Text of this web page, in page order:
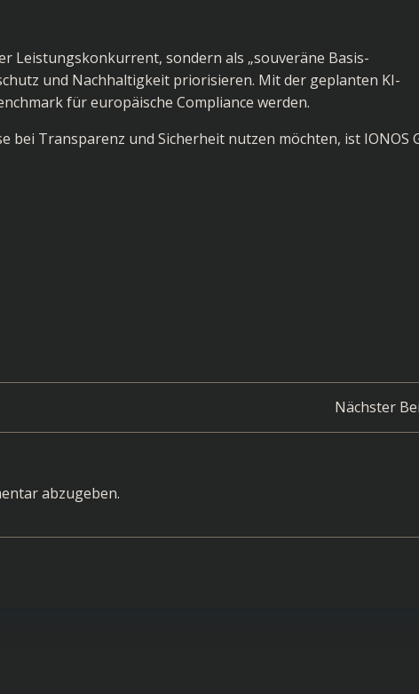
Leistungskonkurrent, sondern als „souveräne Basis-
und Nachhaltigkeit priorisieren. Mit der geplanten KI-
für europäische Compliance werden.
bei Transparenz und Sicherheit nutzen möchten, ist IONOS
Nächster
abzugeben.